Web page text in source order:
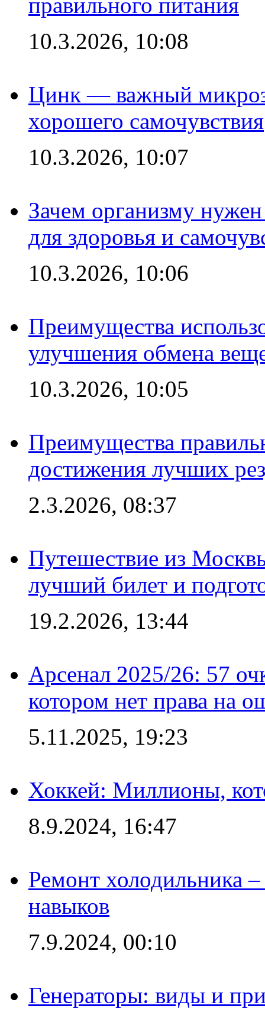
10.3.2026, 10:08
Цинк — важный
хорошего самочувствия
10.3.2026, 10:07
Зачем организму
для здоровья и
10.3.2026, 10:06
Преимущества
улучшения обмена
10.3.2026, 10:05
Преимущества
достижения лучших
2.3.2026, 08:37
Путешествие из
лучший билет и
19.2.2026, 13:44
Арсенал 2025/26: 57
котором нет права на
5.11.2025, 19:23
Хоккей: Миллионы,
8.9.2024, 16:47
Ремонт холодильника
навыков
7.9.2024, 00:10
Генераторы: виды и